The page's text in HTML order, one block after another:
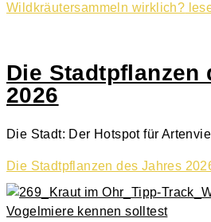
Wildkräutersammeln wirklich?
Die Stadtpflanzen
2026
Die Stadt: Der Hotspot für
Die Stadtpflanzen des Jahres